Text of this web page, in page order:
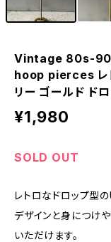
Vintage 80s-
hoop pierces レ
リー ゴールド ド
¥1,980
SOLD OUT
レトロなドロップ型
デザインと身につけ
いただけます。